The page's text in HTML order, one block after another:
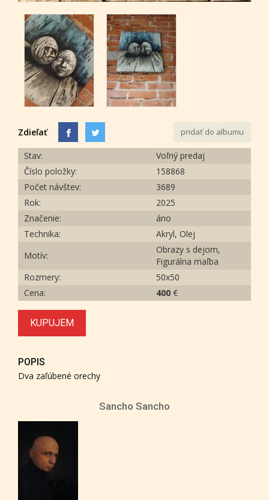
Zdieľať pridať do albumu
Stav:
Voľný predaj
Číslo položky:
158868
Počet návštev:
3689
Rok:
2025
Značenie:
áno
Technika:
Akryl, Olej
Motív:
Obrazy s dejom,
Figurálna maľba
Rozmery:
50x50
Cena:
400 €
KUPUJEM
POPIS
Dva zaľúbené orechy
Sancho Sancho